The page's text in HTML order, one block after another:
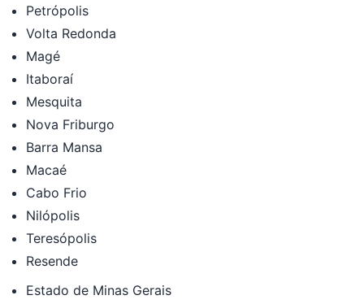
Petrópolis
Volta Redonda
Magé
Itaboraí
Mesquita
Nova Friburgo
Barra Mansa
Macaé
Cabo Frio
Nilópolis
Teresópolis
Resende
Estado de Minas Gerais